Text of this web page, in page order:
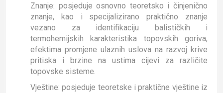
Znanje: posjeduje osnovno teoretsko i činjenično
znanje, kao i specijalizirano praktično znanje
vezano za identifikaciju balističkih i
termohemijskih karakteristika topovskih goriva,
efektima promjene ulaznih uslova na razvoj krive
pritiska i brzine na ustima cijevi za različite
topovske sisteme.
Vještine: posjeduje teoretske i praktične vještine iz